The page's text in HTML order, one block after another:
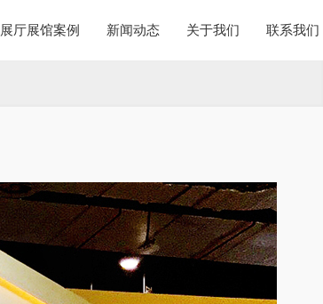
展厅展馆案例 新闻动态 关于我们 联系我们